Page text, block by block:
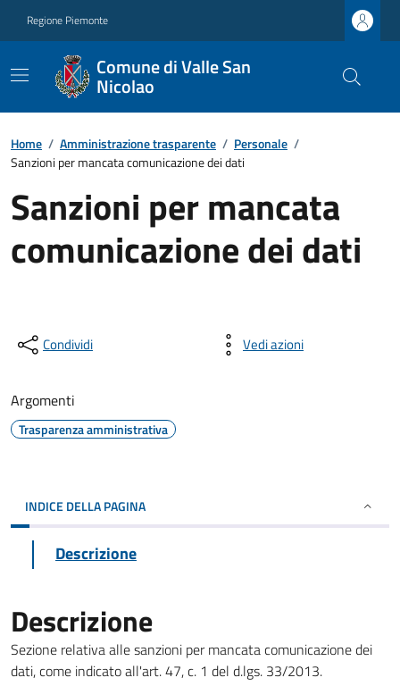
Regione Piemonte
Comune di Valle San
Nicolao
Home / Amministrazione trasparente / Personale /
Sanzioni per mancata comunicazione dei dati
Sanzioni per mancata
comunicazione dei dati
Condividi Vedi azioni
Argomenti
Trasparenza amministrativa
INDICE DELLA PAGINA
Descrizione
Descrizione
Sezione relativa alle sanzioni per mancata comunicazione dei
dati, come indicato all'art. 47, c. 1 del d.lgs. 33/2013.